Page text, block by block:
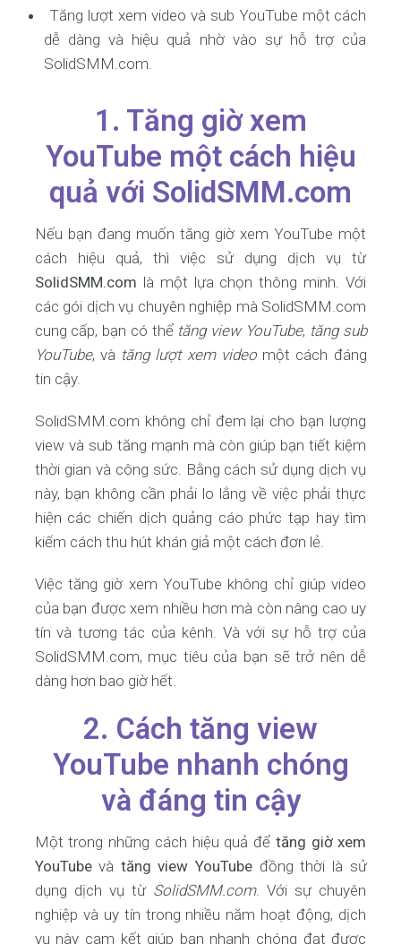
Tăng lượt xem video và sub YouTube một cách
dễ dàng và hiệu quả nhờ vào sự hỗ trợ của
SolidSMM.com.
1. Tăng giờ xem
YouTube một cách hiệu
quả với SolidSMM.com
Nếu bạn đang muốn tăng giờ xem YouTube một
cách hiệu quả, thì việc sử dụng dịch vụ từ
SolidSMM.com là một lựa chọn thông minh. Với
các gói dịch vụ chuyên nghiệp mà SolidSMM.com
cung cấp, bạn có thể tăng view YouTube, tăng sub
YouTube, và tăng lượt xem videomột cách đáng
tin cậy.
SolidSMM.com không chỉ đem lại cho bạn lượng
view và sub tăng mạnh mà còn giúp bạn tiết kiệm
thời gian và công sức. Bằng cách sử dụng dịch vụ
này, bạn không cần phải lo lắng về việc phải thực
hiện các chiến dịch quảng cáo phức tạp hay tìm
kiếm cách thu hút khán giả một cách đơn lẻ.
Việc tăng giờ xem YouTube không chỉ giúp video
của bạn được xem nhiều hơn mà còn nâng cao uy
tín và tương tác của kênh. Và với sự hỗ trợ của
SolidSMM.com, mục tiêu của bạn sẽ trở nên dễ
dàng hơn bao giờ hết.
2. Cách tăng view
YouTube nhanh chóng
và đáng tin cậy
Một trong những cách hiệu quả để tăng giờ xem
YouTubevà tăng view YouTube đồng thời là sử
dụng dịch vụ từ SolidSMM.com. Với sự chuyên
nghiệp và uy tín trong nhiều năm hoạt động, dịch
vụ này cam kết giúp bạn nhanh chóng đạt được